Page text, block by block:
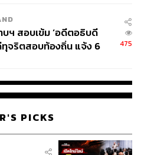
ม่ๆ
บฯ สอบเข้ม ‘อดีตอธิบดี
ทุจริตสอบท้องถิ่น แจ้ง 6
475
PICKS